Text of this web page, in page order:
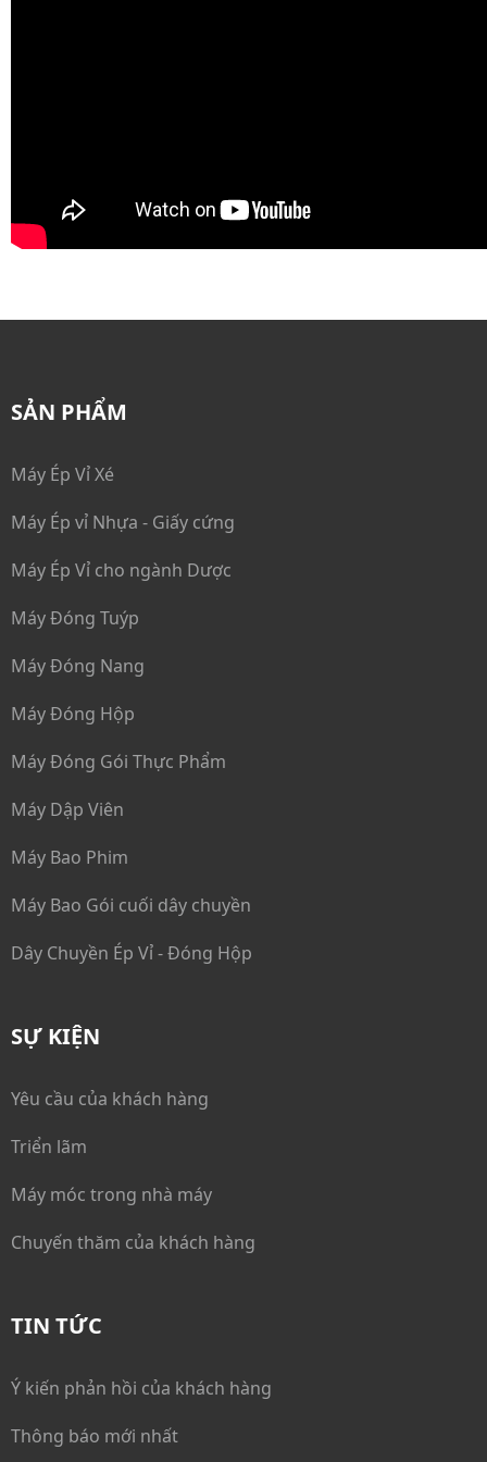
SẢN PHẨM
Máy Ép Vỉ Xé
Máy Ép vỉ Nhựa - Giấy cứng
Máy Ép Vỉ cho ngành Dược
Máy Đóng Tuýp
Máy Đóng Nang
Máy Đóng Hộp
Máy Đóng Gói Thực Phẩm
Máy Dập Viên
Máy Bao Phim
Máy Bao Gói cuối dây chuyền
Dây Chuyền Ép Vỉ - Đóng Hộp
SỰ KIỆN
Yêu cầu của khách hàng
Triển lãm
Máy móc trong nhà máy
Chuyến thăm của khách hàng
TIN TỨC
Ý kiến phản hồi của khách hàng
Thông báo mới nhất